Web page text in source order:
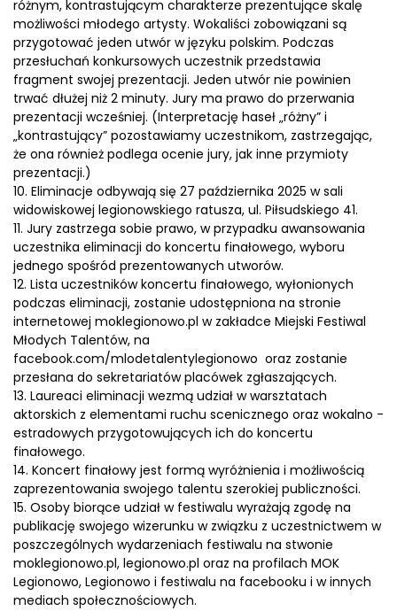
różnym, kontrastującym charakterze prezentujące skalę
możliwości młodego artysty. Wokaliści zobowiązani są
przygotować jeden utwór w języku polskim. Podczas
przesłuchań konkursowych uczestnik przedstawia
fragment swojej prezentacji. Jeden utwór nie powinien
trwać dłużej niż 2 minuty. Jury ma prawo do przerwania
prezentacji wcześniej. (Interpretację haseł „różny” i
„kontrastujący” pozostawiamy uczestnikom, zastrzegając,
że ona również podlega ocenie jury, jak inne przymioty
prezentacji.)
10. Eliminacje odbywają się 27 października 2025 w sali
widowiskowej legionowskiego ratusza, ul. Piłsudskiego 41.
11. Jury zastrzega sobie prawo, w przypadku awansowania
uczestnika eliminacji do koncertu finałowego, wyboru
jednego spośród prezentowanych utworów.
12. Lista uczestników koncertu finałowego, wyłonionych
podczas eliminacji, zostanie udostępniona na stronie
internetowej moklegionowo.pl w zakładce Miejski Festiwal
Młodych Talentów, na
facebook.com/mlodetalentylegionowo oraz zostanie
przesłana do sekretariatów placówek zgłaszających.
13. Laureaci eliminacji wezmą udział w warsztatach
aktorskich z elementami ruchu scenicznego oraz wokalno -
estradowych przygotowujących ich do koncertu
finałowego.
14. Koncert finałowy jest formą wyróżnienia i możliwością
zaprezentowania swojego talentu szerokiej publiczności.
15. Osoby biorące udział w festiwalu wyrażają zgodę na
publikację swojego wizerunku w związku z uczestnictwem w
poszczególnych wydarzeniach festiwalu na stwonie
moklegionowo.pl, legionowo.pl oraz na profilach MOK
Legionowo, Legionowo i festiwalu na facebooku i w innych
mediach społecznościowych.